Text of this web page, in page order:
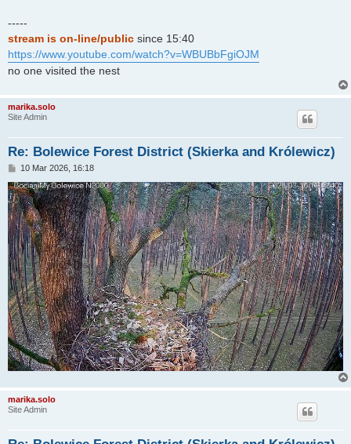
-----
stream is on-line/public since 15:40
https://www.youtube.com/watch?v=WBUBbFgiOJM
no one visited the nest
marika.solo
Site Admin
Re: Bolewice Forest District (Skierka and Królewicz)
P
s
t
10 Mar 2026, 16:18
marika.solo
Site Admin